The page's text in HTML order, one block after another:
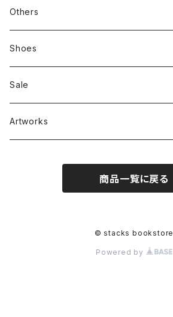
新刊本
Zine、Other
Tees
Sweatshirts
Bag & Accessories
Others
Mixcd
RC SLUM / ROYALTY CLUB
雑貨
Shoes
Sale
Artworks
商品一覧に戻る
© stacks bookstore
Powered by